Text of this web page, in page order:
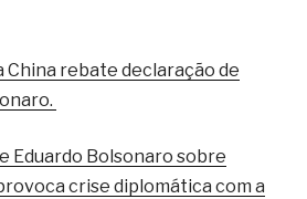
China rebate declaração de
Eduardo Bolsonaro sobre
crise diplomática com a